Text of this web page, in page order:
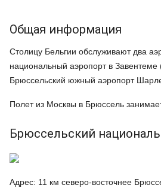
Общая информация
Столицу Бельгии обслуживают два
национальный аэропорт в Завентеме
Брюссельский южный аэропорт
Полет из Москвы в Брюссель
Брюссельский
Адрес: 11 км северо-восточнее